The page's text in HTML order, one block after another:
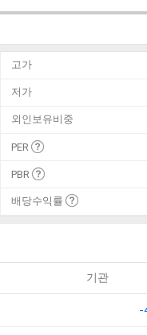
고가
저가
외인보유비중
PER
PBR
배당수익률
기관
-